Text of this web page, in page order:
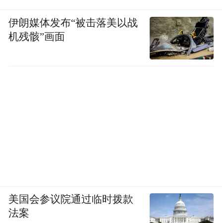
伊朗媒体发布“被击落美以战
机残骸”画面
美国会参议院通过临时拨款
法案